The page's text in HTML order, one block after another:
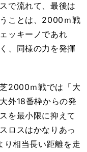
で流れて、最後は
ことは、2000ｍ戦
ッキーノであれ
、同様の力を発揮
2000ｍ戦では「大
外18番枠からの発
を最小限に抑えて
ロスはかなりあっ
相当長い距離を走